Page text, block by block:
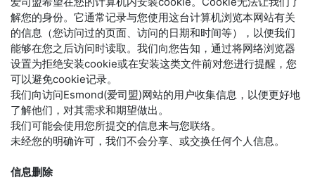
解您的身份。它通常记录与您使用这台计算机浏览本网站有关
的信息（您访问过的页面、访问的日期和时间等），以便我们
能够在您之后访问时读取。我们向您告知，通过将网络浏览器
设置为拒绝安装cookie或在安装这类文件前对您进行提醒，您
可以避免cookie记录。
我们向访问Esmond(爱司盟)网站的用户收集信息，以便更好地
了解他们，对其需求和期望做出。
我们可能会使用您所提交的信息来与您联络。
未经您的明确许可，我们不会分享、或交换任何个人信息。
信息删除